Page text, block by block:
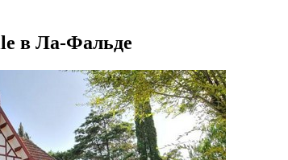
в Ла-Фальде